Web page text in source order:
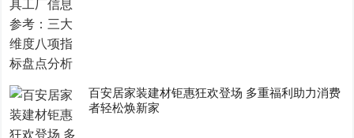
百安居家装建材钜惠狂欢登场 多重福利助力消费
者轻松焕新家